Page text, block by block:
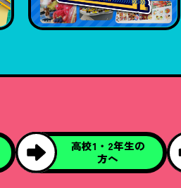
高校1・2年生の
方へ